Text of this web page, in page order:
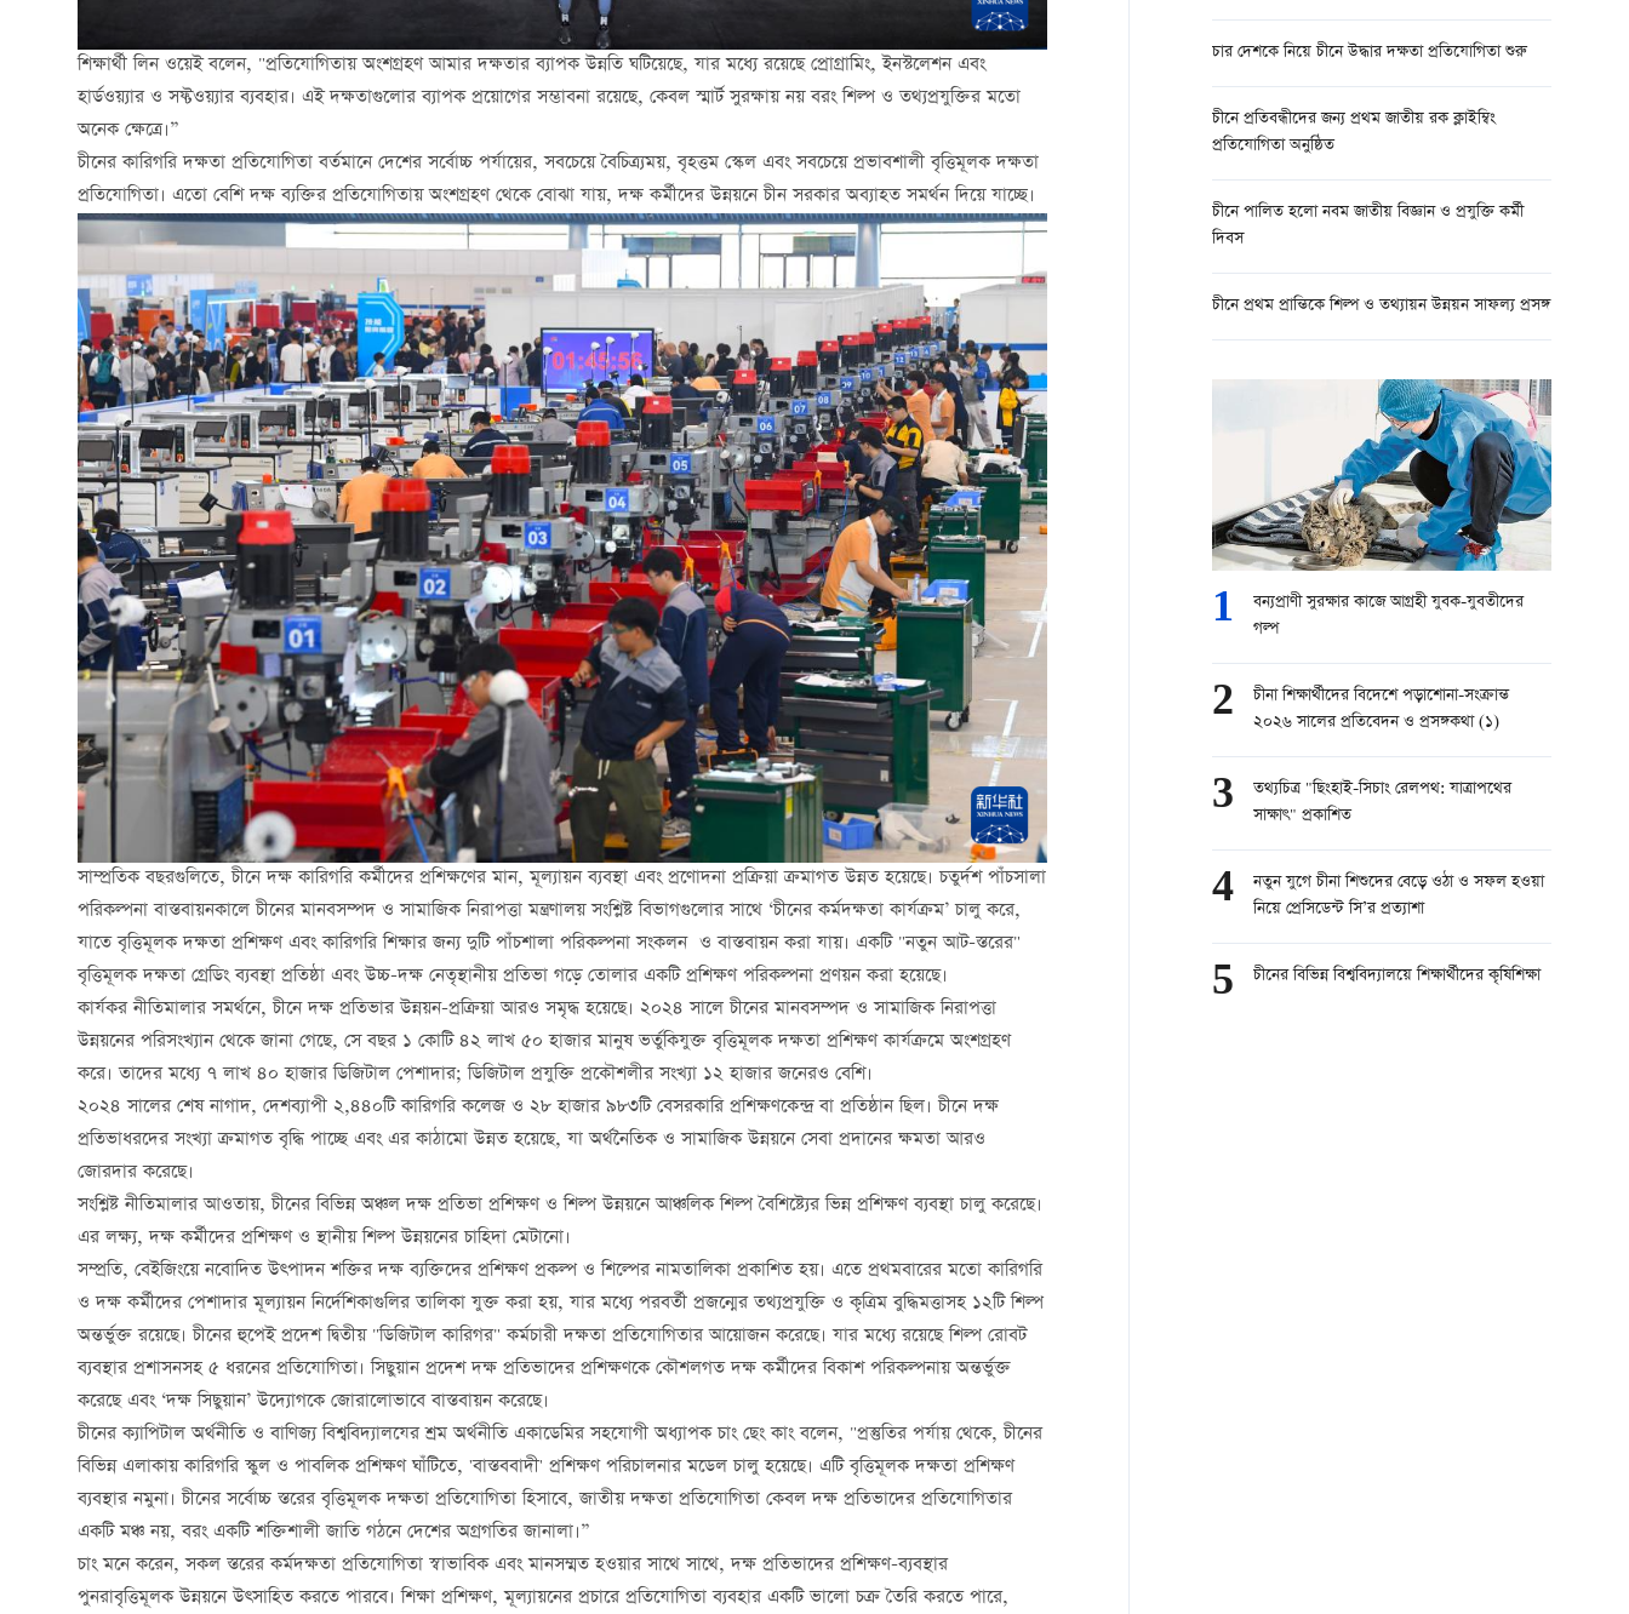
শিক্ষার্থী লিন ওয়েই বলেন, "প্রতিযোগিতায় অংশগ্রহণ আমার দক্ষতার ব্যাপক উন্নতি ঘটিয়েছে, যার মধ্যে রয়েছে প্রোগ্রামিং, ইনস্টলেশন এবং
হার্ডওয়্যার ও সফ্টওয়্যার ব্যবহার। এই দক্ষতাগুলোর ব্যাপক প্রয়োগের সম্ভাবনা রয়েছে, কেবল স্মার্ট সুরক্ষায় নয় বরং শিল্প ও তথ্যপ্রযুক্তির মতো
অনেক ক্ষেত্রে।”
চীনের কারিগরি দক্ষতা প্রতিযোগিতা বর্তমানে দেশের সর্বোচ্চ পর্যায়ের, সবচেয়ে বৈচিত্র্যময়, বৃহত্তম স্কেল এবং সবচেয়ে প্রভাবশালী বৃত্তিমূলক দক্ষতা
প্রতিযোগিতা। এতো বেশি দক্ষ ব্যক্তির প্রতিযোগিতায় অংশগ্রহণ থেকে বোঝা যায়, দক্ষ কর্মীদের উন্নয়নে চীন সরকার অব্যাহত সমর্থন দিয়ে যাচ্ছে।
সাম্প্রতিক বছরগুলিতে, চীনে দক্ষ কারিগরি কর্মীদের প্রশিক্ষণের মান, মূল্যায়ন ব্যবস্থা এবং প্রণোদনা প্রক্রিয়া ক্রমাগত উন্নত হয়েছে। চতুর্দশ পাঁচসালা
পরিকল্পনা বাস্তবায়নকালে চীনের মানবসম্পদ ও সামাজিক নিরাপত্তা মন্ত্রণালয় সংশ্লিষ্ট বিভাগগুলোর সাথে ‘চীনের কর্মদক্ষতা কার্যক্রম’ চালু করে,
যাতে বৃত্তিমূলক দক্ষতা প্রশিক্ষণ এবং কারিগরি শিক্ষার জন্য দুটি পাঁচশালা পরিকল্পনা সংকলন ও বাস্তবায়ন করা যায়। একটি "নতুন আট-স্তরের"
বৃত্তিমূলক দক্ষতা গ্রেডিং ব্যবস্থা প্রতিষ্ঠা এবং উচ্চ-দক্ষ নেতৃস্থানীয় প্রতিভা গড়ে তোলার একটি প্রশিক্ষণ পরিকল্পনা প্রণয়ন করা হয়েছে।
কার্যকর নীতিমালার সমর্থনে, চীনে দক্ষ প্রতিভার উন্নয়ন-প্রক্রিয়া আরও সমৃদ্ধ হয়েছে। ২০২৪ সালে চীনের মানবসম্পদ ও সামাজিক নিরাপত্তা
উন্নয়নের পরিসংখ্যান থেকে জানা গেছে, সে বছর ১ কোটি ৪২ লাখ ৫০ হাজার মানুষ ভর্তুকিযুক্ত বৃত্তিমূলক দক্ষতা প্রশিক্ষণ কার্যক্রমে অংশগ্রহণ
করে। তাদের মধ্যে ৭ লাখ ৪০ হাজার ডিজিটাল পেশাদার; ডিজিটাল প্রযুক্তি প্রকৌশলীর সংখ্যা ১২ হাজার জনেরও বেশি।
২০২৪ সালের শেষ নাগাদ, দেশব্যাপী ২,৪৪০টি কারিগরি কলেজ ও ২৮ হাজার ৯৮৩টি বেসরকারি প্রশিক্ষণকেন্দ্র বা প্রতিষ্ঠান ছিল। চীনে দক্ষ
প্রতিভাধরদের সংখ্যা ক্রমাগত বৃদ্ধি পাচ্ছে এবং এর কাঠামো উন্নত হয়েছে, যা অর্থনৈতিক ও সামাজিক উন্নয়নে সেবা প্রদানের ক্ষমতা আরও
জোরদার করেছে।
সংশ্লিষ্ট নীতিমালার আওতায়, চীনের বিভিন্ন অঞ্চল দক্ষ প্রতিভা প্রশিক্ষণ ও শিল্প উন্নয়নে আঞ্চলিক শিল্প বৈশিষ্ট্যের ভিন্ন প্রশিক্ষণ ব্যবস্থা চালু করেছে।
এর লক্ষ্য, দক্ষ কর্মীদের প্রশিক্ষণ ও স্থানীয় শিল্প উন্নয়নের চাহিদা মেটানো।
সম্প্রতি, বেইজিংয়ে নবোদিত উত্পাদন শক্তির দক্ষ ব্যক্তিদের প্রশিক্ষণ প্রকল্প ও শিল্পের নামতালিকা প্রকাশিত হয়। এতে প্রথমবারের মতো কারিগরি
ও দক্ষ কর্মীদের পেশাদার মূল্যায়ন নির্দেশিকাগুলির তালিকা যুক্ত করা হয়, যার মধ্যে পরবর্তী প্রজন্মের তথ্যপ্রযুক্তি ও কৃত্রিম বুদ্ধিমত্তাসহ ১২টি শিল্প
অন্তর্ভুক্ত রয়েছে। চীনের হুপেই প্রদেশ দ্বিতীয় "ডিজিটাল কারিগর" কর্মচারী দক্ষতা প্রতিযোগিতার আয়োজন করেছে। যার মধ্যে রয়েছে শিল্প রোবট
ব্যবস্থার প্রশাসনসহ ৫ ধরনের প্রতিযোগিতা। সিছুয়ান প্রদেশ দক্ষ প্রতিভাদের প্রশিক্ষণকে কৌশলগত দক্ষ কর্মীদের বিকাশ পরিকল্পনায় অন্তর্ভুক্ত
করেছে এবং ‘দক্ষ সিছুয়ান’ উদ্যোগকে জোরালোভাবে বাস্তবায়ন করেছে।
চীনের ক্যাপিটাল অর্থনীতি ও বাণিজ্য বিশ্ববিদ্যালযের শ্রম অর্থনীতি একাডেমির সহযোগী অধ্যাপক চাং ছেং কাং বলেন, "প্রস্তুতির পর্যায় থেকে, চীনের
বিভিন্ন এলাকায় কারিগরি স্কুল ও পাবলিক প্রশিক্ষণ ঘাঁটিতে, 'বাস্তববাদী' প্রশিক্ষণ পরিচালনার মডেল চালু হয়েছে। এটি বৃত্তিমূলক দক্ষতা প্রশিক্ষণ
ব্যবস্থার নমুনা। চীনের সর্বোচ্চ স্তরের বৃত্তিমূলক দক্ষতা প্রতিযোগিতা হিসাবে, জাতীয় দক্ষতা প্রতিযোগিতা কেবল দক্ষ প্রতিভাদের প্রতিযোগিতার
একটি মঞ্চ নয়, বরং একটি শক্তিশালী জাতি গঠনে দেশের অগ্রগতির জানালা।”
চাং মনে করেন, সকল স্তরের কর্মদক্ষতা প্রতিযোগিতা স্বাভাবিক এবং মানসম্মত হওয়ার সাথে সাথে, দক্ষ প্রতিভাদের প্রশিক্ষণ-ব্যবস্থার
পুনরাবৃত্তিমূলক উন্নয়নে উত্সাহিত করতে পারবে। শিক্ষা প্রশিক্ষণ, মূল্যায়নের প্রচারে প্রতিযোগিতা ব্যবহার একটি ভালো চক্র তৈরি করতে পারে,
চার দেশকে নিয়ে চীনে উদ্ধার দক্ষতা প্রতিযোগিতা শুরু
চীনে প্রতিবন্ধীদের জন্য প্রথম জাতীয় রক ক্লাইম্বিং
প্রতিযোগিতা অনুষ্ঠিত
চীনে পালিত হলো নবম জাতীয় বিজ্ঞান ও প্রযুক্তি কর্মী
দিবস
চীনে প্রথম প্রান্তিকে শিল্প ও তথ্যায়ন উন্নয়ন সাফল্য প্রসঙ্গ
1
বন্যপ্রাণী সুরক্ষার কাজে আগ্রহী যুবক-যুবতীদের
গল্প
2
চীনা শিক্ষার্থীদের বিদেশে পড়াশোনা-সংক্রান্ত
২০২৬ সালের প্রতিবেদন ও প্রসঙ্গকথা (১)
3
তথ্যচিত্র "ছিংহাই-সিচাং রেলপথ: যাত্রাপথের
সাক্ষাৎ" প্রকাশিত
4
নতুন যুগে চীনা শিশুদের বেড়ে ওঠা ও সফল হওয়া
নিয়ে প্রেসিডেন্ট সি’র প্রত্যাশা
5 চীনের বিভিন্ন বিশ্ববিদ্যালয়ে শিক্ষার্থীদের কৃষিশিক্ষা